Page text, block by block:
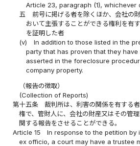
Article 23, paragraph (1), whichever
五
前号に掲げる者を除くほか、会社の
おいて主張することができる権利を有
を証明した者
(v)
In addition to those listed in the
party that has proven that they
asserted in the foreclosure
company property.
（報告の徴取）
(Collection of Reports)
第十五条
裁判所は、利害の関係を有する
権で、管財人に、会社の財産又はその管
関する報告をさせることができる。
Article 15
In response to the petition by
ex officio, a court may have a trustee